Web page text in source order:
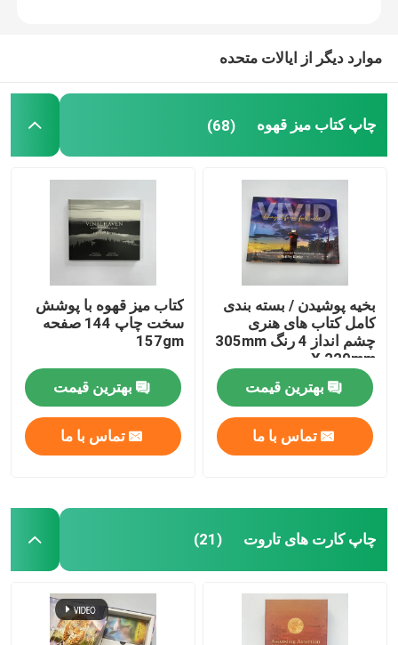
چاپ انجیل به صورت سفارشی
جعبه هدیه
موارد دیگر از ایالات متحده
چاپ کتاب میز قهوه (68)
بخیه پوشیدن / بسته بندی
کامل کتاب های هنری
چشم انداز 4 رنگ 305mm
X 229mm
بهترین قیمت
تماس با ما
کتاب میز قهوه با پوشش
سخت چاپ 144 صفحه
157gm
بهترین قیمت
تماس با ما
چاپ کارت های تاروت (21)